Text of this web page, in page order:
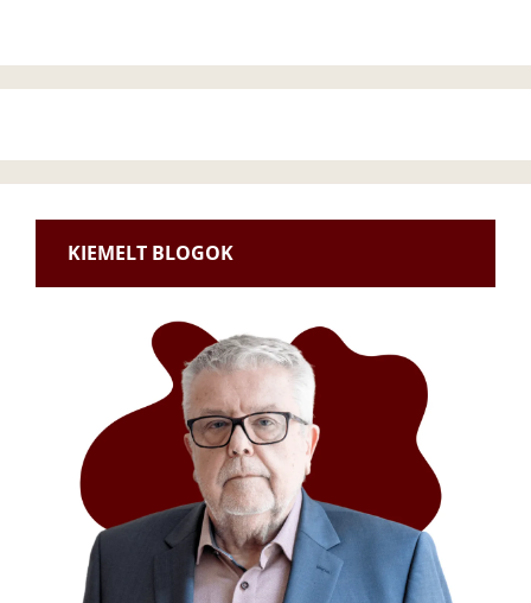
KIEMELT BLOGOK